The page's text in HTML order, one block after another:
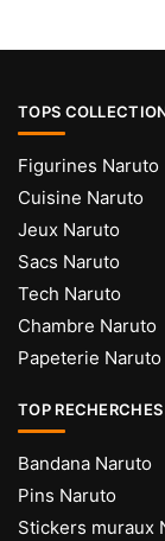
TOPS
Figurines Naruto
Cuisine Naruto
Jeux Naruto
Sacs Naruto
Tech Naruto
Chambre Naruto
Papeterie Naruto
TOP RECHERCHES
Bandana Naruto
Pins Naruto
Stickers muraux